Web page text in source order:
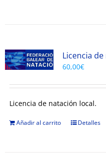
Licencia
60,00€
Licencia de natación local.
Añadir al carrito Detalles